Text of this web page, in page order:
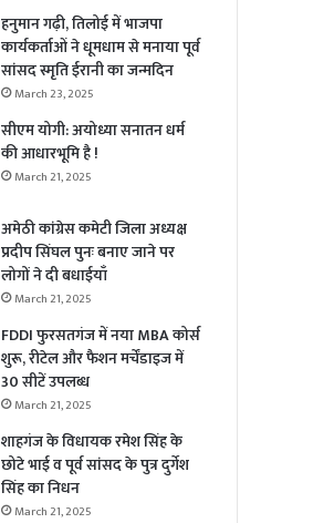
हनुमान गढ़ी, तिलोई में भाजपा
कार्यकर्ताओं ने धूमधाम से मनाया पूर्व
सांसद स्मृति ईरानी का जन्मदिन
March 23, 2025
सीएम योगी: अयोध्या सनातन धर्म
की आधारभूमि है !
March 21, 2025
अमेठी कांग्रेस कमेटी जिला अध्यक्ष
प्रदीप सिंघल पुनः बनाए जाने पर
लोगों ने दी बधाईयाँ
March 21, 2025
FDDI फुरसतगंज में नया MBA कोर्स
शुरू, रीटेल और फैशन मर्चेंडाइज में
30 सीटें उपलब्ध
March 21, 2025
शाहगंज के विधायक रमेश सिंह के
छोटे भाई व पूर्व सांसद के पुत्र दुर्गेश
सिंह का निधन
March 21, 2025